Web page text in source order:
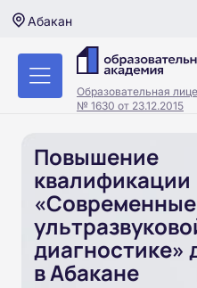
Абакан
Образовательная
№ 1630 от 23.12.2015
Повышение
квалификации
диагностике»
в Абакане